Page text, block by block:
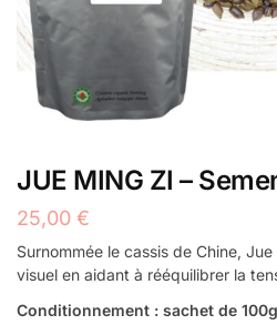
JUE MING ZI –
25,00 €
Surnommée le cassis de Chine,
visuel en aidant à rééquilibrer la
Conditionnement : sachet de 100g